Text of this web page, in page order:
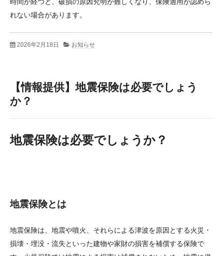
れない場合があります。
2026年2月18日 お知らせ
【情報提供】地震保険は必要でしょう
か？
地震保険は必要でしょうか？
地震保険とは
地震保険は、地震や噴火、それらによる津波を原因とする火災・
損壊・埋没・流失といった建物や家財の損害を補償する保険で